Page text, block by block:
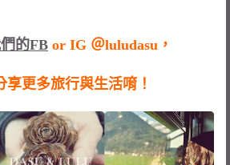
的FB or IG ＠luludasu，
享更多旅行與生活唷！